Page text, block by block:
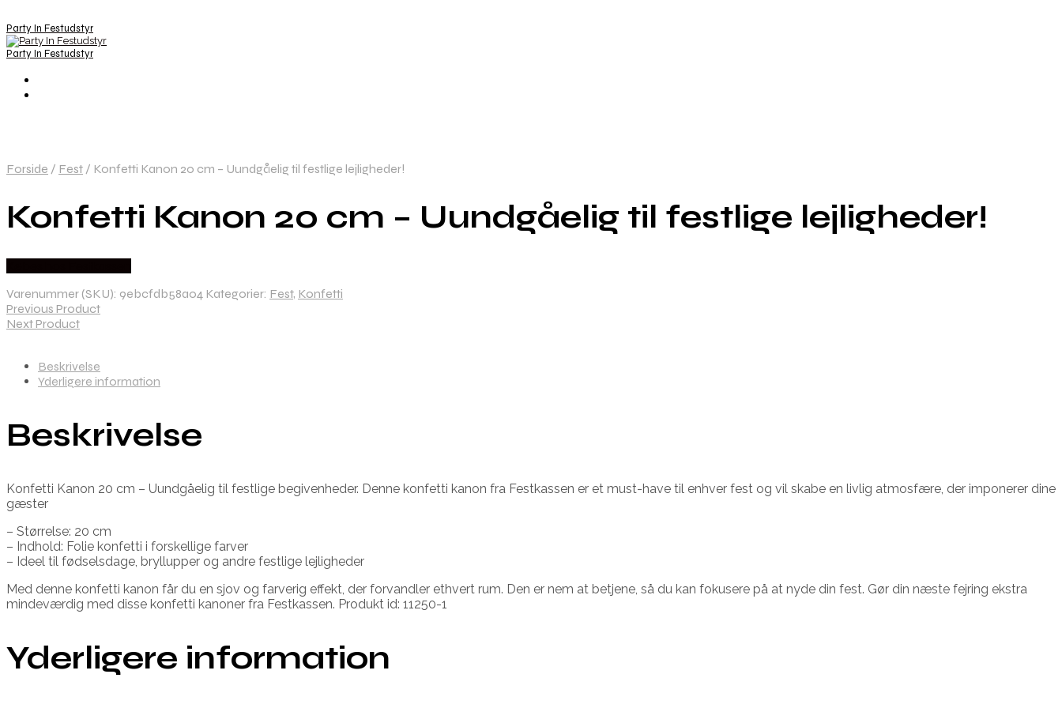
Party In Festudstyr
Party In Festudstyr
Forside / Fest / Konfetti Kanon 20 cm – Uundgåelig til festlige lejligheder!
Konfetti Kanon 20 cm – Uundgåelig til festlige lejligheder!
Varenummer (SKU): 9ebcfdb58a04 Kategorier: Fest, Konfetti
Previous Product
Next Product
Beskrivelse
Yderligere information
Beskrivelse
Konfetti Kanon 20 cm – Uundgåelig til festlige begivenheder. Denne konfetti kanon fra Festkassen er et must-have til enhver fest og vil skabe en livlig atmosfære, der imponerer dine
gæster
– Størrelse: 20 cm
– Indhold: Folie konfetti i forskellige farver
– Ideel til fødselsdage, bryllupper og andre festlige lejligheder
Med denne konfetti kanon får du en sjov og farverig effekt, der forvandler ethvert rum. Den er nem at betjene, så du kan fokusere på at nyde din fest. Gør din næste fejring ekstra
mindeværdig med disse konfetti kanoner fra Festkassen. Produkt id: 11250-1
Yderligere information